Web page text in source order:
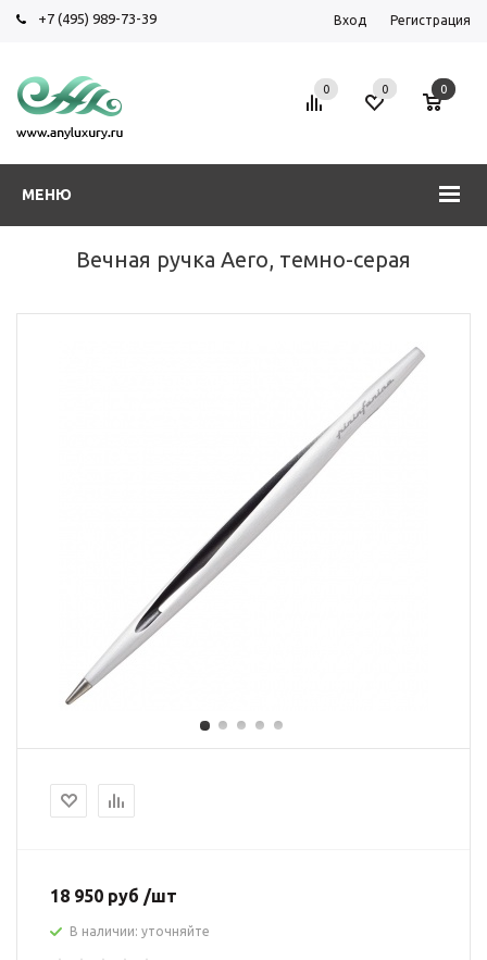
+7 (495) 989-73-39 Вход Регистрация
МЕНЮ
0 0 0
Вечная ручка Aero, темно-серая
18 950 руб /шт
В наличии: уточняйте